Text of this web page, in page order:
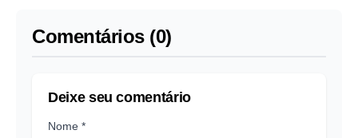
Comentários (0)
Deixe seu comentário
Nome *